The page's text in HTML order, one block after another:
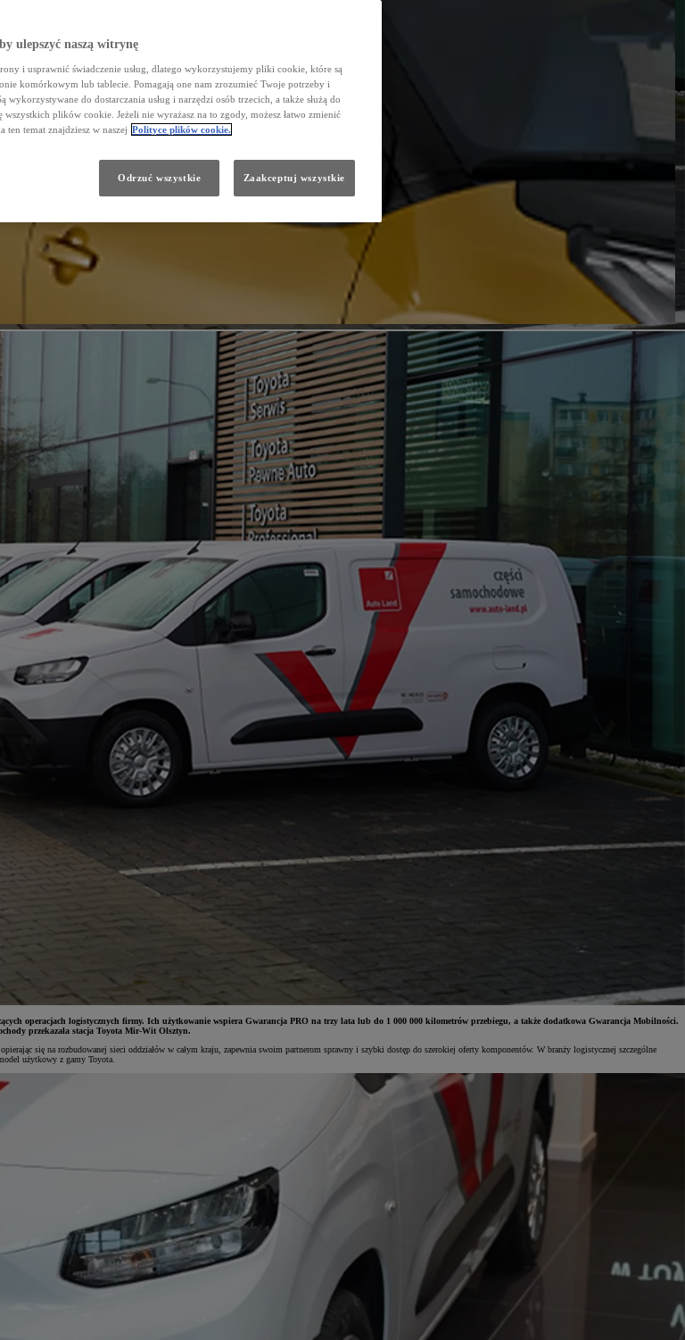
operacjach logistycznych firmy. Ich użytkowanie wspiera Gwarancja PRO na trzy lata lub do 1 000 000 kilometrów przebiegu, a także dodatkowa Gwarancja Mobilności.
przekazała stacja Toyota Mir-Wit Olsztyn.
się na rozbudowanej sieci oddziałów w całym kraju, zapewnia swoim partnerom sprawny i szybki dostęp do szerokiej oferty komponentów. W branży logistycznej szczególne
użytkowy z gamy Toyota.
ulepszyć naszą witrynę
i usprawnić świadczenie usług, dlatego wykorzystujemy pliki cookie, które są
komórkowym lub tablecie. Pomagają one nam zrozumieć Twoje potrzeby i
wykorzystywane do dostarczania usług i narzędzi osób trzecich, a także służą do
plików cookie. Jeżeli nie wyrażasz na to zgody, możesz łatwo zmienić
ten temat znajdziesz w naszej Polityce plików cookie.
Odrzuć wszystkie Zaakceptuj wszystkie